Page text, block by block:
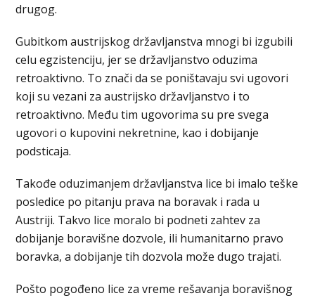
drugog.
Gubitkom austrijskog državljanstva mnogi bi izgubili
celu egzistenciju, jer se državljanstvo oduzima
retroaktivno. To znači da se poništavaju svi ugovori
koji su vezani za austrijsko državljanstvo i to
retroaktivno. Među tim ugovorima su pre svega
ugovori o kupovini nekretnine, kao i dobijanje
podsticaja.
Takođe oduzimanjem državljanstva lice bi imalo teške
posledice po pitanju prava na boravak i rada u
Austriji. Takvo lice moralo bi podneti zahtev za
dobijanje boravišne dozvole, ili humanitarno pravo
boravka, a dobijanje tih dozvola može dugo trajati.
Pošto pogođeno lice za vreme rešavanja boravišnog